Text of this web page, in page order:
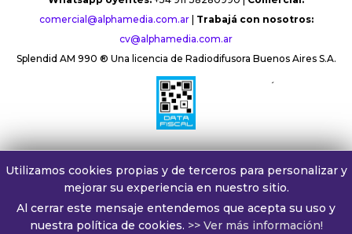
comercial@alphamedia.com.ar| Trabajá con nosotros:
cv@alphamedia.com.ar
Splendid AM 990 ® Una licencia de Radiodifusora Buenos Aires S.A.
´
Utilizamos cookies propias y de terceros para personalizar y
mejorar su experiencia en nuestro sitio.
Al cerrar este mensaje entendemos que acepta su uso y
nuestra política de cookies. >> Ver más información!